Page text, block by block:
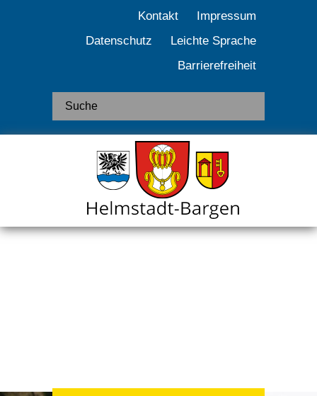
Kontakt
Impressum
Datenschutz
Leichte Sprache
Barrierefreiheit